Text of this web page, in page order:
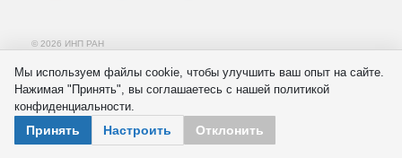
О журнале
Номера журналов
© 2026 ИНП РАН
Мы используем файлы cookie, чтобы улучшить ваш опыт на сайте.
Нажимая "Принять", вы соглашаетесь с нашей политикой
конфиденциальности.
Принять Настроить Отклонить